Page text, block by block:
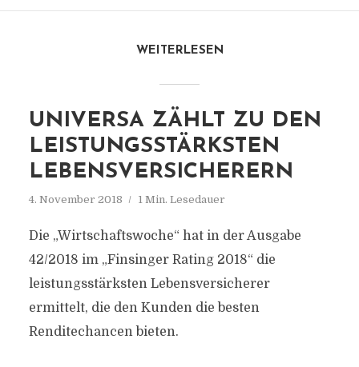
WEITERLESEN
UNIVERSA ZÄHLT ZU DEN
LEISTUNGSSTÄRKSTEN
LEBENSVERSICHERERN
4. November 2018 1 Min. Lesedauer
Die „Wirtschaftswoche“ hat in der Ausgabe
42/2018 im „Finsinger Rating 2018“ die
leistungsstärksten Lebensversicherer
ermittelt, die den Kunden die besten
Renditechancen bieten.